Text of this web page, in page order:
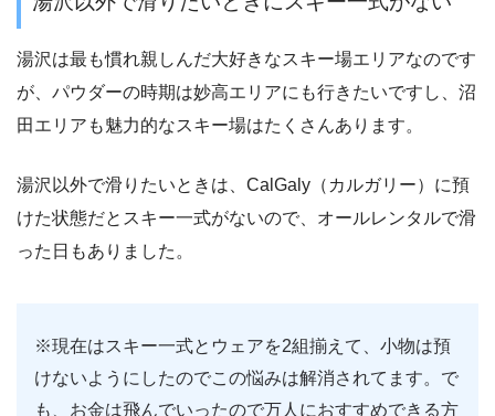
湯沢は最も慣れ親しんだ大好きなスキー場エリアなのです
が、パウダーの時期は妙高エリアにも行きたいですし、沼
田エリアも魅力的なスキー場はたくさんあります。
湯沢以外で滑りたいときは、CalGaly（カルガリー）に預
けた状態だとスキー一式がないので、オールレンタルで滑
った日もありました。
※現在はスキー一式とウェアを2組揃えて、小物は預
けないようにしたのでこの悩みは解消されてます。で
も、お金は飛んでいったので万人におすすめできる方